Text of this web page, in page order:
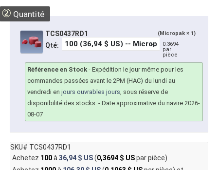
② Quantité
TCS0437RD1 (Micropak × 1)
Qté:
0.3694
par
pièce
Référence en Stock - Expédition le jour même pour les
commandes passées avant le 2PM (HAC) du lundi au
vendredi en jours ouvrables jours, sous réserve de
disponibilité des stocks. - Date approximative du navire 2026-
08-07
SKU# TCS0437RD1
Achetez 100à 36,94 $ US(0,3694 $ USpar pièce)